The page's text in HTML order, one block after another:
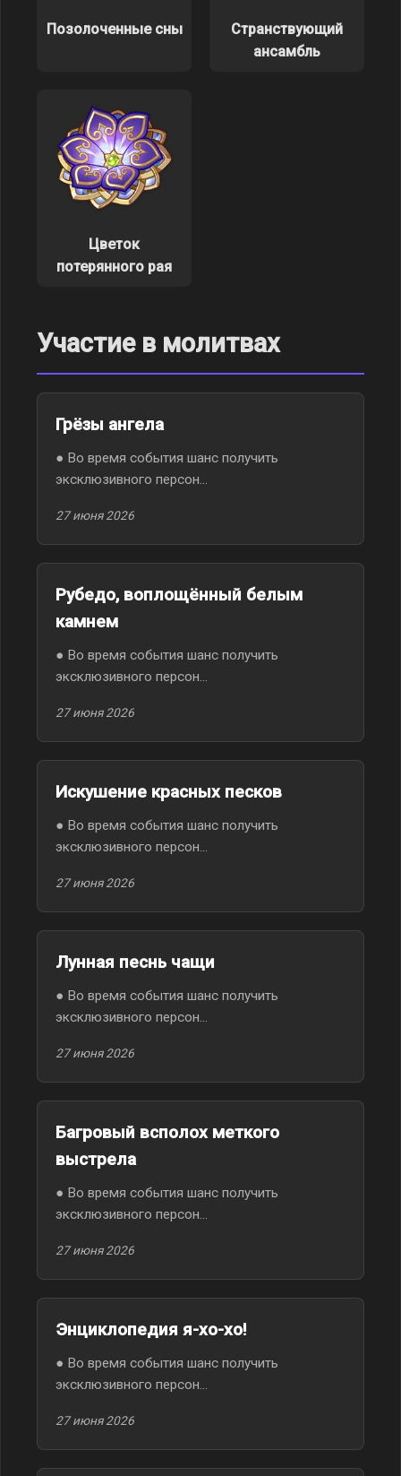
Позолоченные сны
Странствующий
ансамбль
Цветок
потерянного рая
Участие в молитвах
Грёзы ангела
● Во время события шанс получить
эксклюзивного персон...
27 июня 2026
Рубедо, воплощённый белым
камнем
● Во время события шанс получить
эксклюзивного персон...
27 июня 2026
Искушение красных песков
● Во время события шанс получить
эксклюзивного персон...
27 июня 2026
Лунная песнь чащи
● Во время события шанс получить
эксклюзивного персон...
27 июня 2026
Багровый всполох меткого
выстрела
● Во время события шанс получить
эксклюзивного персон...
27 июня 2026
Энциклопедия я-хо-хо!
● Во время события шанс получить
эксклюзивного персон...
27 июня 2026